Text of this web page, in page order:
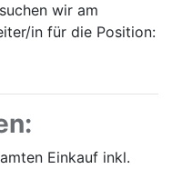
wir am
in für die Position:
Einkauf inkl.